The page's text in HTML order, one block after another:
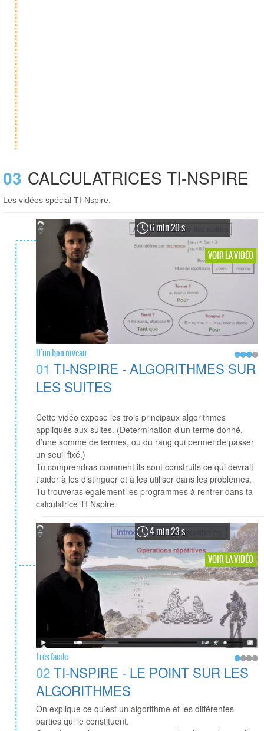
03 CALCULATRICES TI-NSPIRE
Les vidéos spécial TI-Nspire.
6 min 20 s
VOIR LA VIDÉO
D'un bon niveau
01 TI-NSPIRE - ALGORITHMES SUR
LES SUITES
Cette vidéo expose les trois principaux algorithmes
appliqués aux suites. (Détermination d’un terme donné,
d’une somme de termes, ou du rang qui permet de passer
un seuil fixé.)
Tu comprendras comment ils sont construits ce qui devrait
t'aider à les distinguer et à les utiliser dans les problèmes.
Tu trouveras également les programmes à rentrer dans ta
calculatrice TI Nspire.
4 min 23 s
VOIR LA VIDÉO
Très facile
02TI-NSPIRE - LE POINT SUR LES
ALGORITHMES
On explique ce qu’est un algorithme et les différentes
parties qui le constituent.